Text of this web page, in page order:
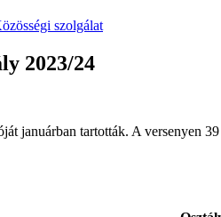
szolgálat
2023/24
januárban tartották. A versenyen